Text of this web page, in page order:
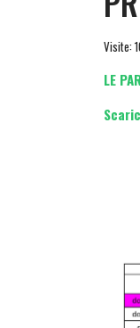
Visite:
LE